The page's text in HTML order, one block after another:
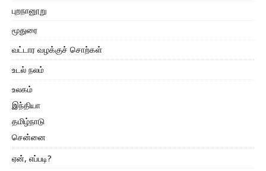
புறநானூறு
மூதுரை
வட்டார வழக்குச் சொற்கள்
உடல் நலம்
உலகம்
இந்தியா
தமிழ்நாடு
சென்னை
ஏன், எப்படி?